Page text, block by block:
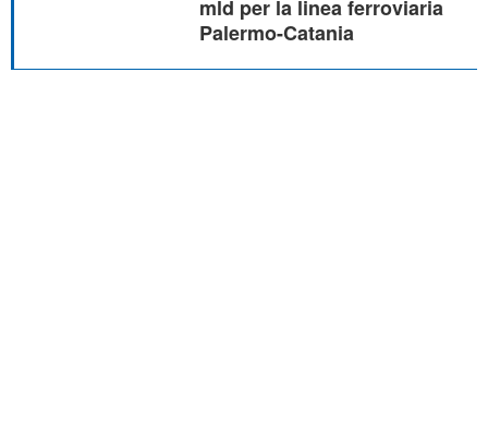
mld per la linea ferroviaria
Palermo-Catania